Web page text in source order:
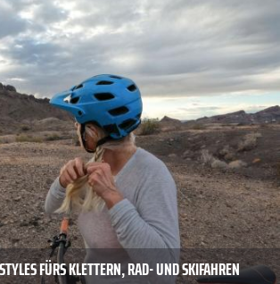
FÜRS KLETTERN, RAD- UND SKIFAHREN